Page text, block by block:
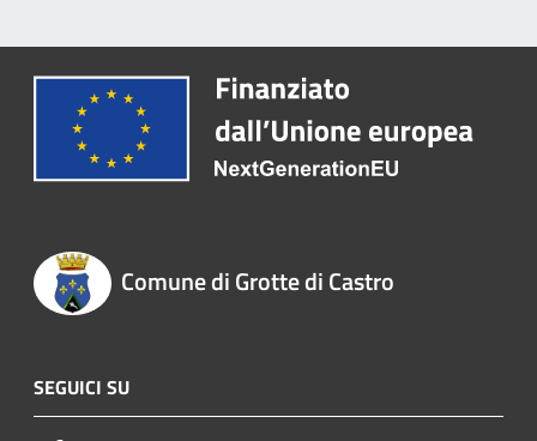
Comune di Grotte di Castro
SEGUICI SU